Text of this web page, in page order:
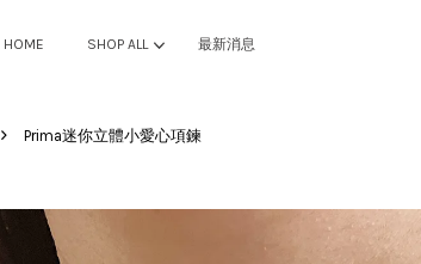
HOME SHOP ALL 最新消息
› Prima迷你立體小愛心項鍊